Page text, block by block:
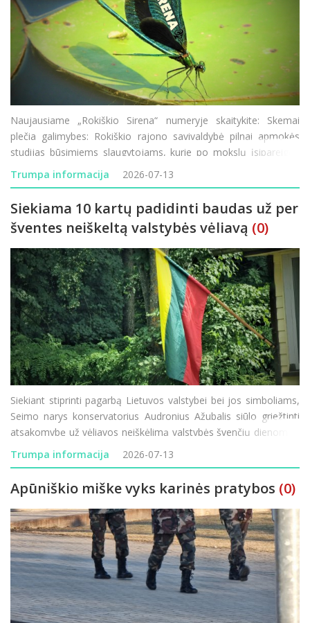
Naujausiame „Rokiškio Sirena“ numeryje skaitykite: Skemai
plečia galimybes: Rokiškio rajono savivaldybė pilnai apmokės
studijas būsimiems slaugytojams, kurie po mokslų įsipareigos
dirbti Skemų socialinės globos namuose. Puiki proga norintiems
studijuoti ar persikvalifiku
Trumpa informacija 2026-07-13
Siekiama 10 kartų padidinti baudas už per
šventes neiškeltą valstybės vėliavą (0)
Siekiant stiprinti pagarbą Lietuvos valstybei bei jos simboliams,
Seimo narys konservatorius Audronius Ažubalis siūlo griežtinti
atsakomybę už vėliavos neiškėlimą valstybės švenčių dienomis.
Administracinių nusižengimų kodekso (ANK) pakeitimo projektą
įregistravęs parlament
Trumpa informacija 2026-07-13
Apūniškio miške vyks karinės pratybos (0)